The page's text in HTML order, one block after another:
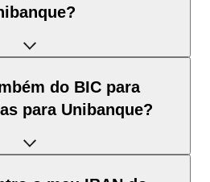
1–2): França identifica França
do BIC para
para Unibanque?